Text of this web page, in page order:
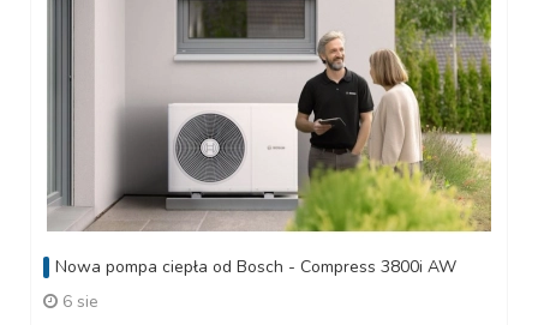
Nowa pompa ciepła od Bosch - Compress 3800i AW
6 sie